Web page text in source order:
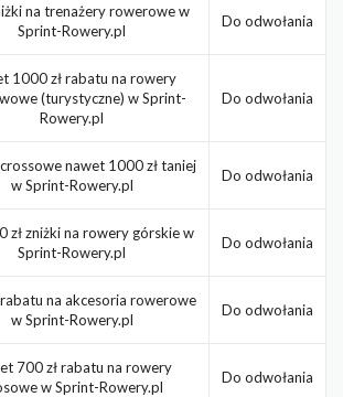
na trenażery rowerowe w
Sprint-Rowery.pl
Do odwołania
1000 zł rabatu na rowery
(turystyczne) w Sprint-
Rowery.pl
Do odwołania
nawet 1000 zł taniej
w Sprint-Rowery.pl
Do odwołania
zł zniżki na rowery górskie w
Sprint-Rowery.pl
Do odwołania
na akcesoria rowerowe
w Sprint-Rowery.pl
Do odwołania
700 zł rabatu na rowery
w Sprint-Rowery.pl
Do odwołania